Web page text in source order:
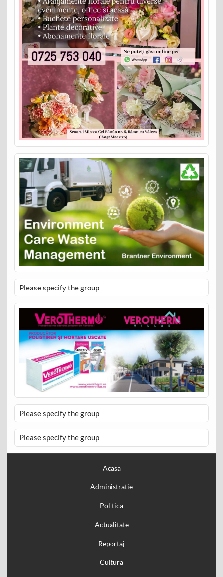
Please specify the group
Please specify the group
Please specify the group
Acasa
Administratie
Politica
Actualitate
Reportaj
Cultura